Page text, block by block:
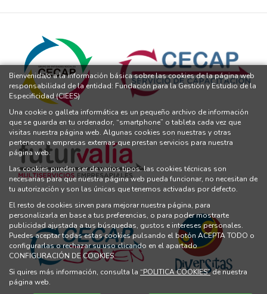
Bienvenida/o a la información básica sobre las cookies de la página web
responsabilidad de la entidad: Fundación para la Gestión y Estudio de la
Especificidad (CIEES)
Una cookie o galleta informática es un pequeño archivo de información
que se guarda en tu ordenador, “smartphone” o tableta cada vez que
visitas nuestra página web. Algunas cookies son nuestras y otras
pertenecen a empresas externas que prestan servicios para nuestra
página web.
Las cookies pueden ser de varios tipos: las cookies técnicas son
necesarias para que nuestra página web pueda funcionar, no necesitan de
tu autorización y son las únicas que tenemos activadas por defecto.
El resto de cookies sirven para mejorar nuestra página, para
personalizarla en base a tus preferencias, o para poder mostrarte
publicidad ajustada a tus búsquedas, gustos e intereses personales.
Puedes aceptar todas estas cookies pulsando el botón ACEPTA TODO o
configurarlas o rechazar su uso clicando en el apartado
CONFIGURACIÓN DE COOKIES.
Si quires más información, consulta la “POLITICA COOKIES”de nuestra
página web.